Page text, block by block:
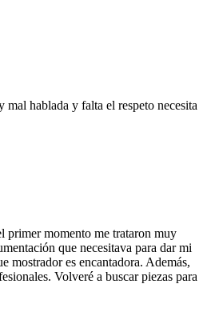
mal hablada y falta el respeto necesita
primer momento me trataron muy
que necesitava para dar mi
mostrador es encantadora. Además,
Volveré a buscar piezas para